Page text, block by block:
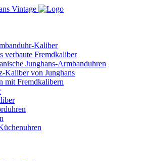
Vintage
Kaliber
verbaute Fremdkaliber
Junghans-Armbanduhren
Kaliber von Junghans
mit Fremdkalibern